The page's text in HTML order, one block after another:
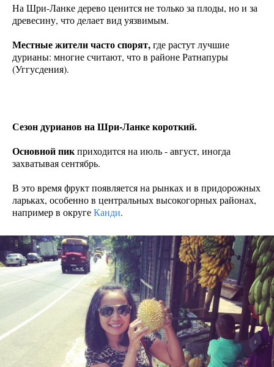
На Шри-Ланке дерево ценится не только за плоды, но и за
древесину, что делает вид уязвимым.
Местные жители часто спорят,где растут лучшие
дурианы: многие считают, что в районе Ратнапуры
(Уггусдения).
Сезон дурианов на Шри-Ланке короткий.
Основной пикприходится на июль - август, иногда
захватывая сентябрь.
В это время фрукт появляется на рынках и в придорожных
ларьках, особенно в центральных высокогорных районах,
например в округеКанди.